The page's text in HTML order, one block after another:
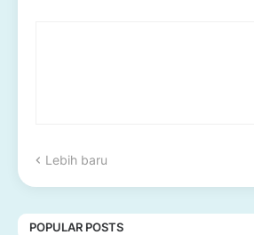
Lebih baru
POPULAR POSTS